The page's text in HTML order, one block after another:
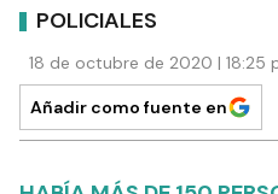
POLICIALES
18 de octubre de 2020 | 18:25
Añadir como fuente en